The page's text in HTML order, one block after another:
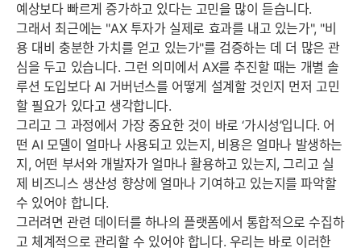
예상보다 빠르게 증가하고 있다는 고민을 많이 듣습니다.
그래서 최근에는 "AX 투자가 실제로 효과를 내고 있는가", "비
용 대비 충분한 가치를 얻고 있는가"를 검증하는 데 더 많은 관
심을 두고 있습니다. 그런 의미에서 AX를 추진할 때는 개별 솔
루션 도입보다 AI 거버넌스를 어떻게 설계할 것인지 먼저 고민
할 필요가 있다고 생각합니다.
그리고 그 과정에서 가장 중요한 것이 바로 ‘가시성’입니다. 어
떤 AI 모델이 얼마나 사용되고 있는지, 비용은 얼마나 발생하는
지, 어떤 부서와 개발자가 얼마나 활용하고 있는지, 그리고 실
제 비즈니스 생산성 향상에 얼마나 기여하고 있는지를 파악할
수 있어야 합니다.
그러려면 관련 데이터를 하나의 플랫폼에서 통합적으로 수집하
고 체계적으로 관리할 수 있어야 합니다. 우리는 바로 이러한